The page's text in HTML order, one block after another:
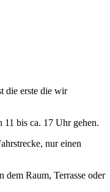
die erste die wir
11 bis ca. 17 Uhr gehen.
nur einen
dem Raum, Terrasse oder